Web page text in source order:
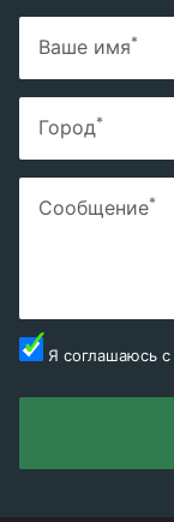
Ваше имя*
Город*
Сообщение*
Я соглашаюсь с